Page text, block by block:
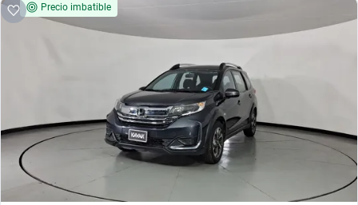
Precio imbatible